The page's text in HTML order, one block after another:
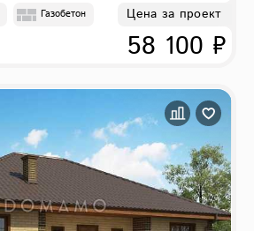
Газобетон Цена за проект
58 100 ₽